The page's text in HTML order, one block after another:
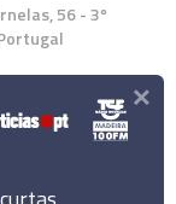
56 - 3º
×